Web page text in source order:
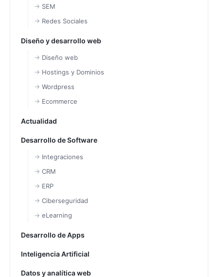
SEM
Redes Sociales
Diseño y desarrollo web
Diseño web
Hostings y Dominios
Wordpress
Ecommerce
Actualidad
Desarrollo de Software
Integraciones
CRM
ERP
Ciberseguridad
eLearning
Desarrollo de Apps
Inteligencia Artificial
Datos y analítica web